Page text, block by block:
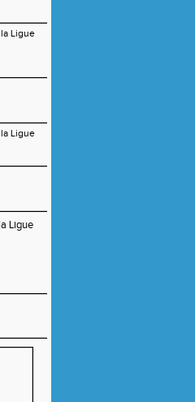
Ligue
Ligue
Ligue